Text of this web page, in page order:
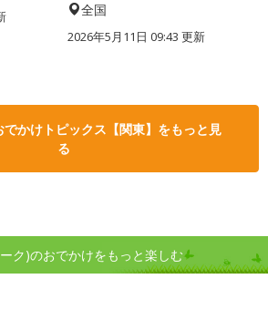
全国
2026年5月11日 09:43 更新
でかけトピックス【関東】をもっと見
る
ク)のおでかけをもっと楽しむ